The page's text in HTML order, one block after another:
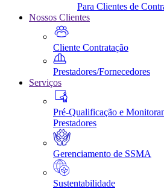
Para Clientes de
Nossos Clientes
Cliente Contratação
Prestadores/Fornecedores
Serviços
Pré-Qualificação e
Prestadores
Gerenciamento de SSMA
Sustentabilidade